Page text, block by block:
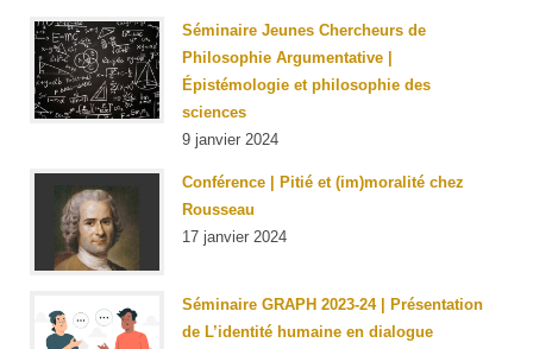
Séminaire Jeunes Chercheurs de
Philosophie Argumentative |
Épistémologie et philosophie des
sciences
9 janvier 2024
Conférence | Pitié et (im)moralité chez
Rousseau
17 janvier 2024
Séminaire GRAPH 2023-24 | Présentation
de L’identité humaine en dialogue